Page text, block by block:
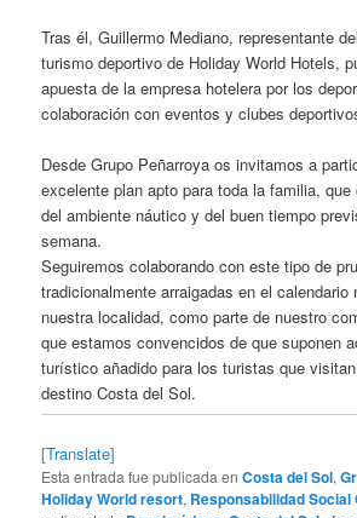
Tras él, Guillermo Mediano, representante
turismo deportivo de Holiday World Hotels,
apuesta de la empresa hotelera por los
colaboración con eventos y clubes
Desde Grupo Peñarroya os invitamos a
excelente plan apto para toda la familia,
del ambiente náutico y del buen tiempo
semana.
Seguiremos colaborando con este tipo de
tradicionalmente arraigadas en el calendario
nuestra localidad, como parte de nuestro
que estamos convencidos de que suponen
turístico añadido para los turistas que
destino Costa del Sol.
[Translate]
Esta entrada fue publicada enCosta del Sol,
Holiday World resort, Responsabilidad